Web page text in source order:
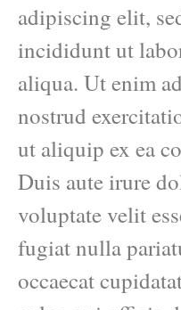
adipiscing elit,
incididunt ut
aliqua. Ut enim
nostrud
ut aliquip ex ea
Duis aute irure
voluptate velit
fugiat nulla
occaecat